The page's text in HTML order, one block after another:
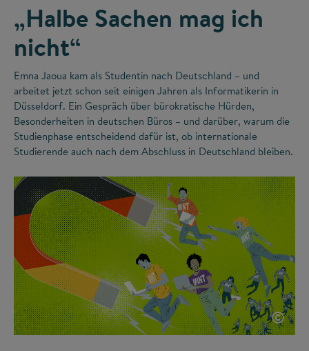
„Halbe Sachen mag ich
nicht“
Emna Jaoua kam als Studentin nach Deutschland – und
arbeitet jetzt schon seit einigen Jahren als Informatikerin in
Düsseldorf. Ein Gespräch über bürokratische Hürden,
Besonderheiten in deutschen Büros – und darüber, warum die
Studienphase entscheidend dafür ist, ob internationale
Studierende auch nach dem Abschluss in Deutschland bleiben.
©